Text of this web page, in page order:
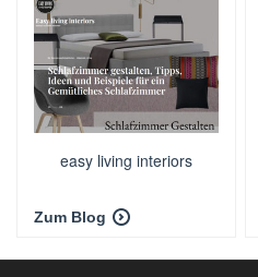
easy living interiors
Zum Blog